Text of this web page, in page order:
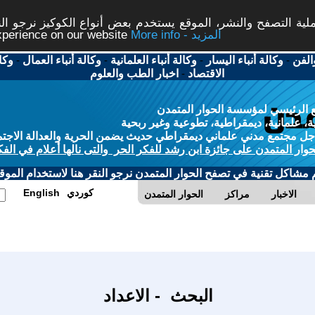
التصفح والنشر، الموقع يستخدم بعض أنواع الكوكيز نرجو
on our website
More info - المزيد
-وكالة أنباء اليسار -وكالة أنباء العلمانية -وكالة أنباء العمال -
الاقتصاد - اخبار الطب والعلوم
الرئيسي لمؤسسة الحوار المتمدن
علمانية، ديمقراطية، تطوعية وغير ربحية
مجتمع مدني علماني ديمقراطي حديث يضمن الحرية والعدالة
المتمدن على جائزة ابن رشد للفكر الحر والتى نالها أعلام في
مشاكل تقنية في تصفح الحوار المتمدن نرجو النقر هنا لاستخدام
الحوار المتمدن مراكز الاخبار English كوردي
البحث - الاعداد